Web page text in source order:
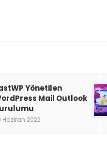
Yönetilen
Mail Outlook
Haziran 2022